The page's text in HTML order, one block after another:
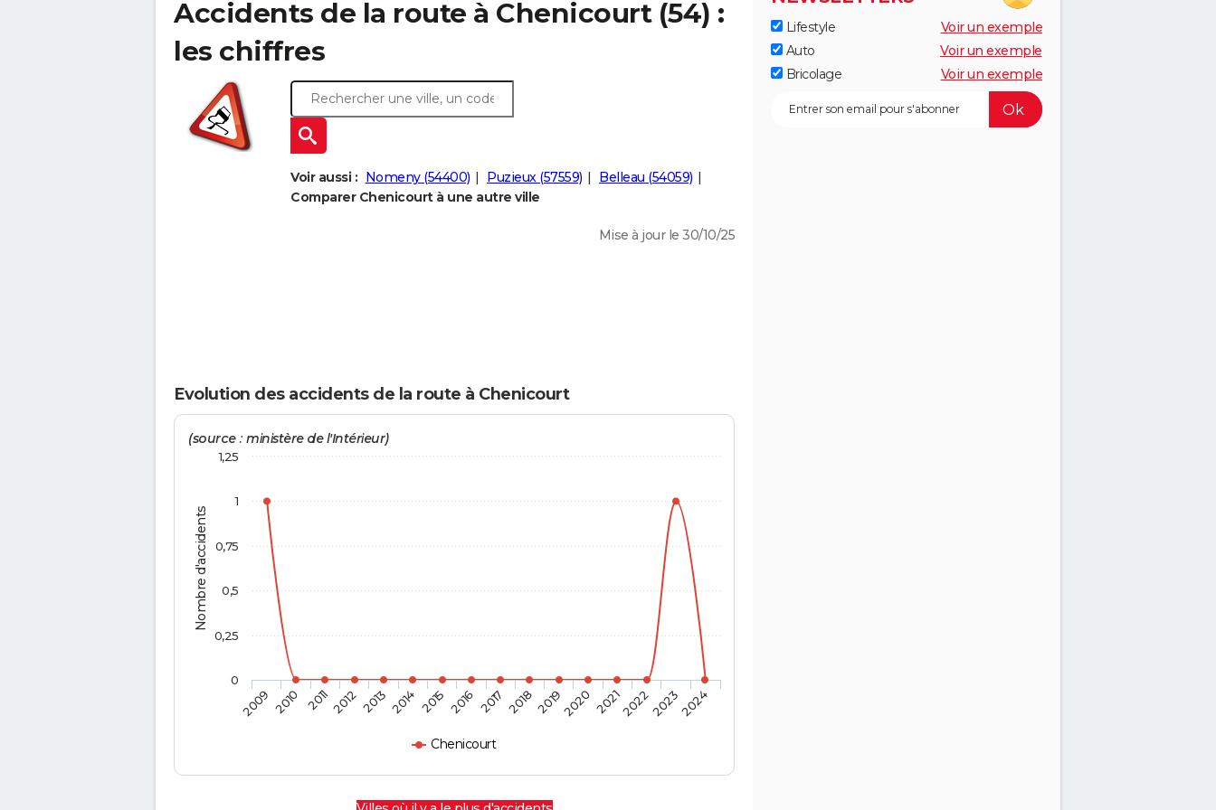
Accidents de la route à Chenicourt (54) :
les chiffres
Voir aussi : Nomeny (54400) Puzieux (57559)
Belleau (54059)
Comparer Chenicourt à une autre ville
Mise à jour le 30/10/25
Evolution des accidents de la route à Chenicourt
Nombre d'accidents
(source : ministère de l'Intérieur)
Chenicourt
2009 2010 20112012 2013 2014 2015 2016 2017 201820192020 2021202220232024
0
0,25
0,5
0,75
1
1,25
Lifestyle
Voir un exemple
Auto
Voir un exemple
Bricolage
Voir un exemple